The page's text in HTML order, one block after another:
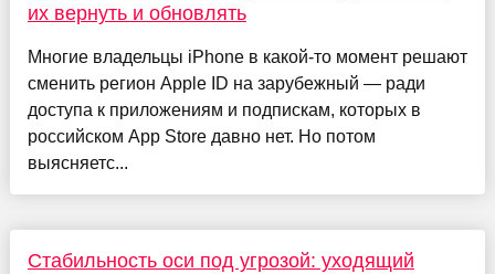
их вернуть и обновлять
Многие владельцы iPhone в какой-то момент решают
сменить регион Apple ID на зарубежный — ради
доступа к приложениям и подпискам, которых в
российском App Store давно нет. Но потом
выясняетс...
Стабильность оси под угрозой: уходящий